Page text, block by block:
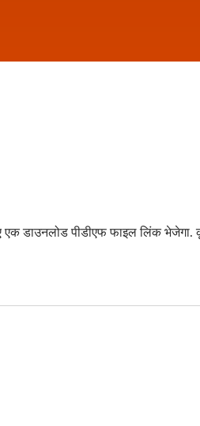
डाउनलोड पीडीएफ फाइल लिंक भेजेगा.